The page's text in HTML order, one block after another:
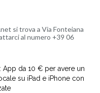
si trova a Via Fonteiana
al numero +39 06
App da 10 € per avere un
su iPad e iPhone con